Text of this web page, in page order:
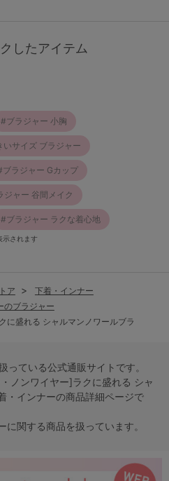
したアイテム
ブラジャー 小胸
いサイズ ブラジャー
ブラジャー Gカップ
ジャー 谷間メイク
ブラジャー ラクな着心地
示されます
ア
下着・インナー
のブラジャー
に盛れる シャルマンノワールブラ
ている公式通販サイトです。
ノンワイヤー]ラクに盛れる シャ
・インナーの商品詳細ページで
に関する商品を扱っています。